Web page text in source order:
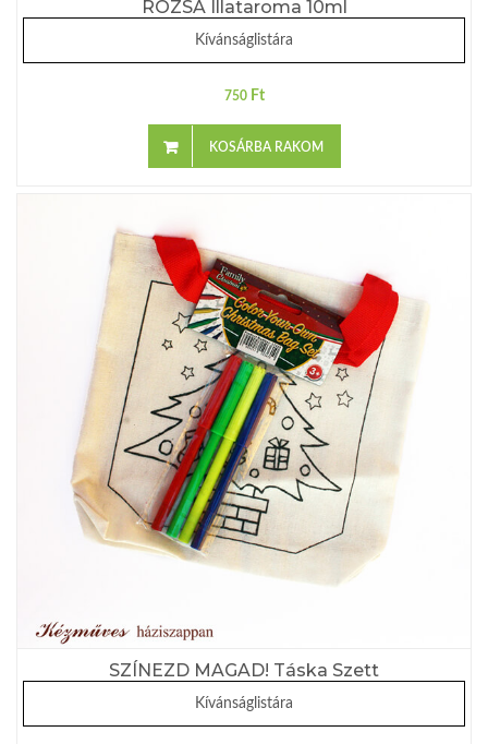
RÓZSA Illataroma 10ml
Kívánságlistára
750 Ft
KOSÁRBA RAKOM
SZÍNEZD MAGAD! Táska Szett
Kívánságlistára